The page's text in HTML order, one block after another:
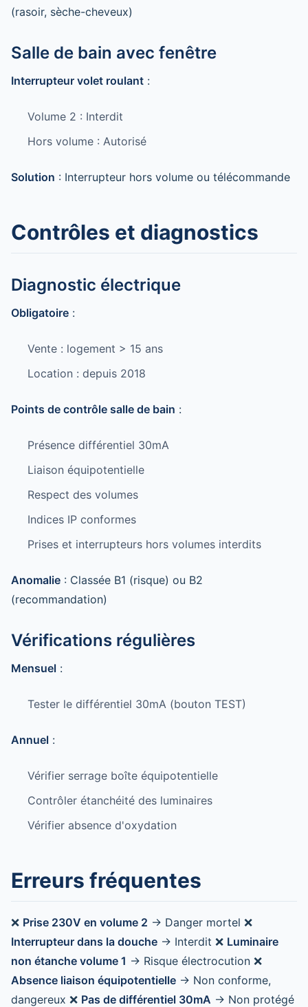
(rasoir, sèche-cheveux)
Salle de bain avec fenêtre
Interrupteur volet roulant :
Volume 2 : Interdit
Hors volume : Autorisé
Solution : Interrupteur hors volume ou télécommande
Contrôles et diagnostics
Diagnostic électrique
Obligatoire :
Vente : logement > 15 ans
Location : depuis 2018
Points de contrôle salle de bain :
Présence différentiel 30mA
Liaison équipotentielle
Respect des volumes
Indices IP conformes
Prises et interrupteurs hors volumes interdits
Anomalie : Classée B1 (risque) ou B2
(recommandation)
Vérifications régulières
Mensuel :
Tester le différentiel 30mA (bouton TEST)
Annuel :
Vérifier serrage boîte équipotentielle
Contrôler étanchéité des luminaires
Vérifier absence d'oxydation
Erreurs fréquentes
❌ Prise 230V en volume 2 → Danger mortel ❌
Interrupteur dans la douche → Interdit ❌ Luminaire
non étanche volume 1 → Risque électrocution ❌
Absence liaison équipotentielle → Non conforme,
dangereux ❌ Pas de différentiel 30mA → Non protégé